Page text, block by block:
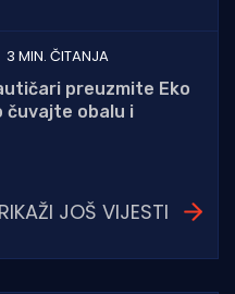
3 MIN. ČITANJA
preuzmite Eko
čuvajte obalu i
JOŠ VIJESTI